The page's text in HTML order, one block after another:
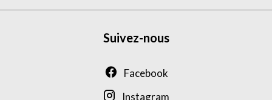
Suivez-nous
Facebook
Instagram